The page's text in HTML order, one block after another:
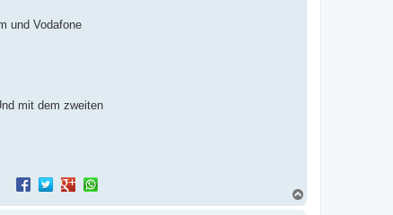
und Vodafone
mit dem zweiten